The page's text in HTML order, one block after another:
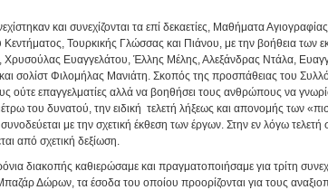
και συνεχίζονται τα επί δεκαετίες, Μαθήματα
Τουρκικής Γλώσσας και Πιάνου, με την βοήθεια των
Ευαγγελάτου, Έλλης Μέλης, Αλεξάνδρας Ντάλα,
σολίστ Φιλομήλας Μανιάτη. Σκοπός της προσπάθειας του
ούτε επαγγελματίες αλλά να βοηθήσει τους ανθρώπους να
του δυνατού, την ειδική τελετή λήξεως και απονομής των
με την σχετική έκθεση των έργων. Στην εν λόγω
από σχετική δεξίωση.
διακοπής καθιερώσαμε και πραγματοποιήσαμε για τρίτη
Δώρων, τα έσοδα του οποίου προορίζονται για τους